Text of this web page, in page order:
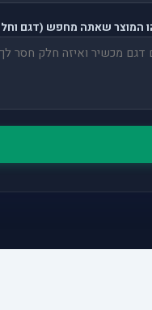
המוצר שאתה מחפש (דגם